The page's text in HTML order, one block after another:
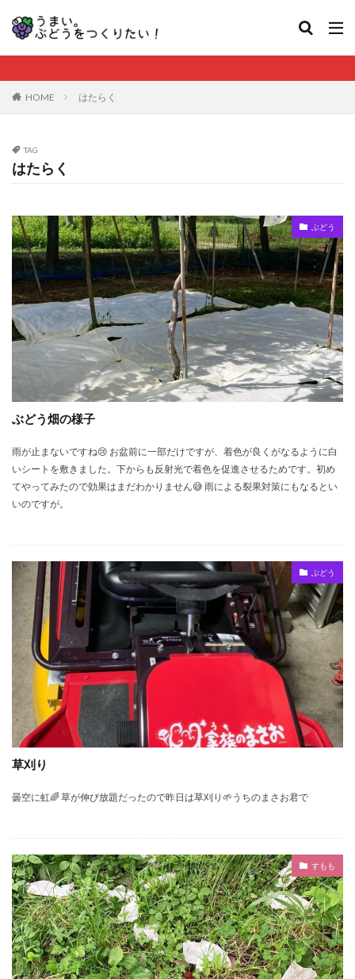
HOME はたらく
TAG
はたらく
ぶどう
ぶどう畑の様子
雨が止まないですね😢 お盆前に一部だけですが、着色が良くがなるように白
いシートを敷きました。下からも反射光で着色を促進させるためです。初め
てやってみたので効果はまだわかりません😅 雨による裂果対策にもなるとい
いのですが。
ぶどう
草刈り
曇空に虹🌈 草が伸び放題だったので昨日は草刈り🌱うちのまさお君で
すもも